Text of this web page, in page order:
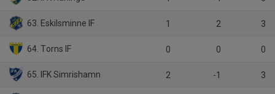
63. Eskilsminne IF 1 2 3
64. Torns IF 0 0 0
65. IFK Simrishamn 2 -1 3